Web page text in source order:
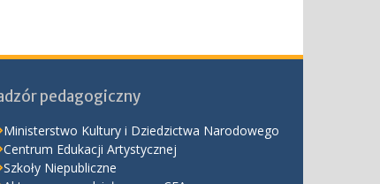
pedagogiczny
Ministerstwo Kultury i Dziedzictwa Narodowego
Centrum Edukacji Artystycznej
Szkoły Niepubliczne